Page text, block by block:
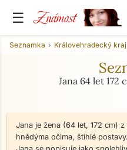
☰ Známost
Seznamka Královehradecký kraj
Jana 64 let 172
Jana je žena (64 let, 172 cm)
hnědýma očima, štíhlé